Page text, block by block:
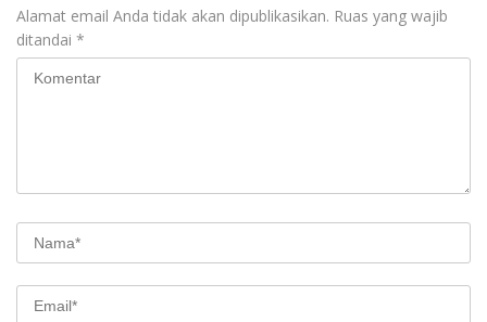
Alamat email Anda tidak akan dipublikasikan. Ruas yang wajib
ditandai *